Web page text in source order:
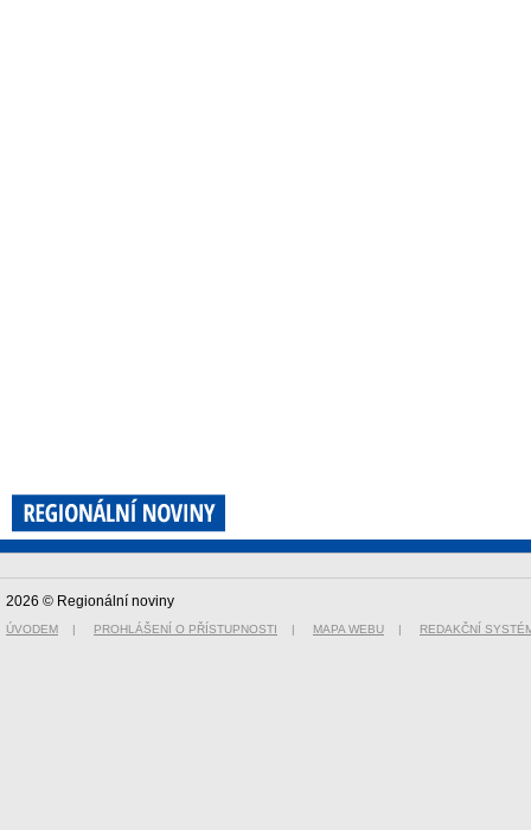
2026 © Regionální noviny
ÚVODEM | PROHLÁŠENÍ O PŘÍSTUPNOSTI | MAPA WEBU | REDAKČNÍ